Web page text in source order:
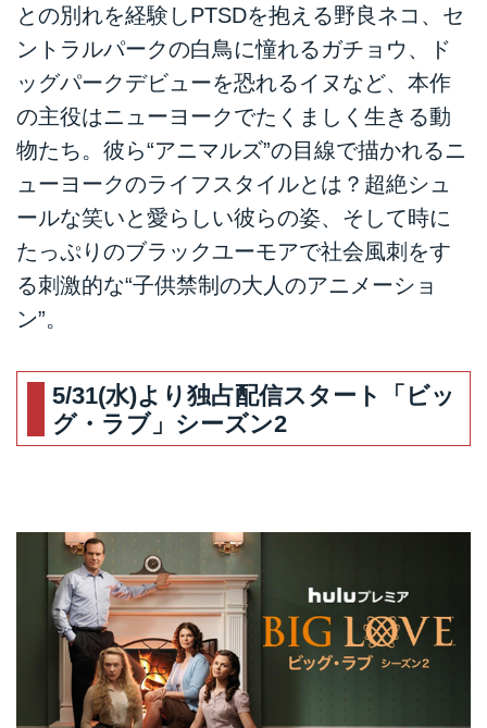
との別れを経験しPTSDを抱える野良ネコ、セ
ントラルパークの白鳥に憧れるガチョウ、ド
ッグパークデビューを恐れるイヌなど、本作
の主役はニューヨークでたくましく生きる動
物たち。彼ら“アニマルズ”の目線で描かれるニ
ューヨークのライフスタイルとは？超絶シュ
ールな笑いと愛らしい彼らの姿、そして時に
たっぷりのブラックユーモアで社会風刺をす
る刺激的な“子供禁制の大人のアニメーショ
ン”。
5/31(水)より独占配信スタート「ビッ
グ・ラブ」シーズン2